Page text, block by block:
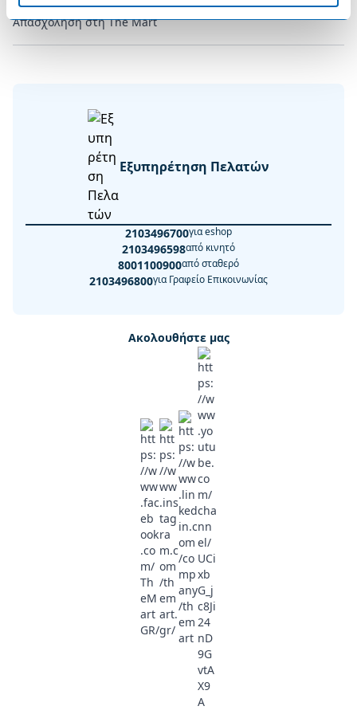
Απασχόληση στη The Mart
Εξυπηρέτηση Πελατών
2103496700για eshop
2103496598από κινητό
8001100900από σταθερό
2103496800για Γραφείο Επικοινωνίας
Ακολουθήστε μας